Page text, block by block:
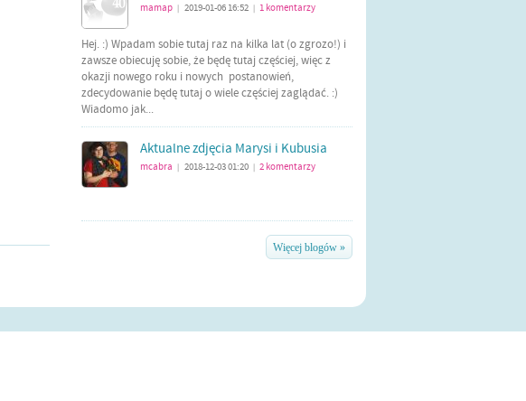
mamap 2019-01-06 16:52 1 komentarzy
Hej. :) Wpadam sobie tutaj raz na kilka lat (o zgrozo!) i
zawsze obiecuję sobie, że będę tutaj częściej, więc z
okazji nowego roku i nowych postanowień,
zdecydowanie będę tutaj o wiele częściej zaglądać. :)
Wiadomo jak...
Aktualne zdjęcia Marysi i Kubusia
mcabra 2018-12-03 01:20 2 komentarzy
Więcej blogów »